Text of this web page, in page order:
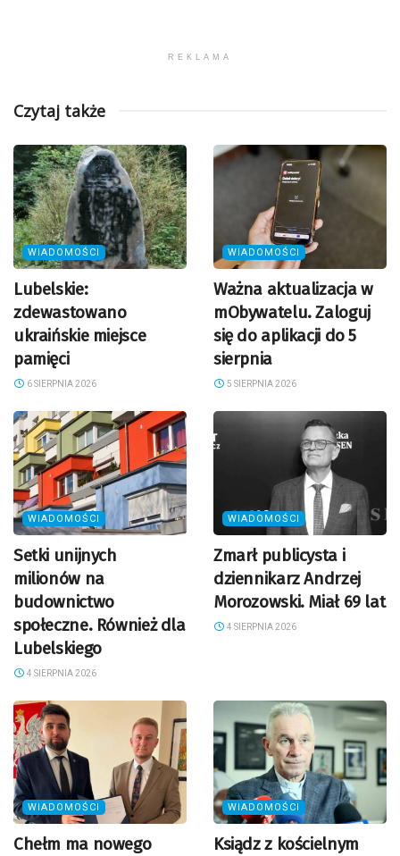
REKLAMA
Czytaj także
WIADOMOŚCI
Lubelskie:
zdewastowano
ukraińskie miejsce
pamięci
6 SIERPNIA 2026
WIADOMOŚCI
Ważna aktualizacja w
mObywatelu. Zaloguj
się do aplikacji do 5
sierpnia
5 SIERPNIA 2026
WIADOMOŚCI
Setki unijnych
milionów na
budownictwo
społeczne. Również dla
Lubelskiego
4 SIERPNIA 2026
WIADOMOŚCI
Zmarł publicysta i
dziennikarz Andrzej
Morozowski. Miał 69 lat
4 SIERPNIA 2026
WIADOMOŚCI
Chełm ma nowego
WIADOMOŚCI
Ksiądz z kościelnym